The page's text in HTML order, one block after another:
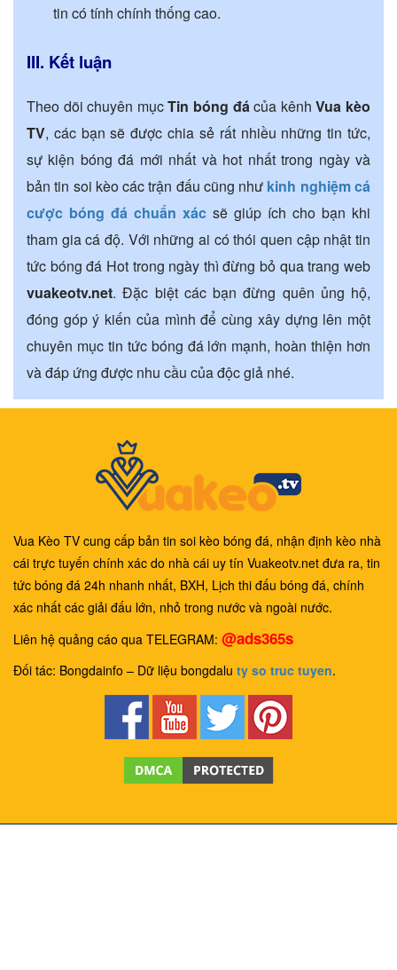
tin có tính chính thống cao.
III. Kết luận
Theo dõi chuyên mụcTin bóng đácủa kênhVua kèo
TV, các bạn sẽ được chia sẻ rất nhiều những tin tức,
sự kiện bóng đá mới nhất và hot nhất trong ngày và
bản tin soi kèo các trận đấu cũng như kinh nghiệm cá
cược bóng đá chuẩn xác sẽ giúp ích cho bạn khi
tham gia cá độ. Với những ai có thói quen cập nhật tin
tức bóng đá Hot trong ngày thì đừng bỏ qua trang web
vuakeotv.net. Đặc biệt các bạn đừng quên ủng hộ,
đóng góp ý kiến của mình để cùng xây dựng lên một
chuyên mục tin tức bóng đá lớn mạnh, hoàn thiện hơn
và đáp ứng được nhu cầu của độc giả nhé.
Vua Kèo TV cung cấp bản tin soi kèo bóng đá, nhận định kèo nhà
cái trực tuyến chính xác do nhà cái uy tín Vuakeotv.net đưa ra, tin
tức bóng đá 24h nhanh nhất, BXH, Lịch thi đấu bóng đá, chính
xác nhất các giải đấu lớn, nhỏ trong nước và ngoài nước.
Liên hệ quảng cáo qua TELEGRAM: @ads365s
Đối tác: Bongdainfo – Dữ liệu bongdalu ty so truc tuyen.